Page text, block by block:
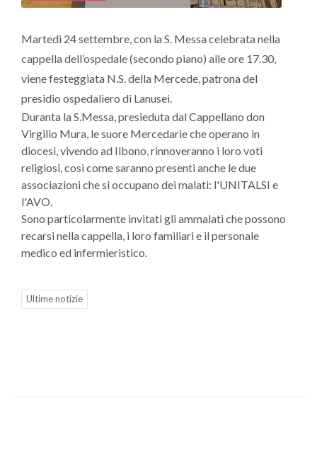
Martedì 24 settembre, con la S. Messa celebrata nella
cappella dell’ospedale (secondo piano) alle ore 17.30,
viene festeggiata N.S. della Mercede, patrona del
presidio ospedaliero di Lanusei.
Duranta la S.Messa, presieduta dal Cappellano don
Virgilio Mura, le suore Mercedarie che operano in
diocesi, vivendo ad Ilbono, rinnoveranno i loro voti
religiosi, così come saranno presenti anche le due
associazioni che si occupano dei malati: l'UNITALSI e
l'AVO.
Sono particolarmente invitati gli ammalati che possono
recarsi nella cappella, i loro familiari e il personale
medico ed infermieristico.
Ultime notizie